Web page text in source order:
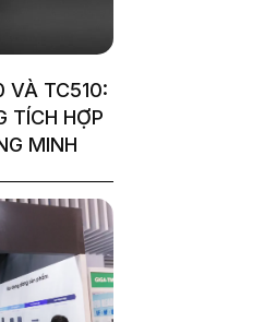
VÀ TC510:
TÍCH HỢP
MINH